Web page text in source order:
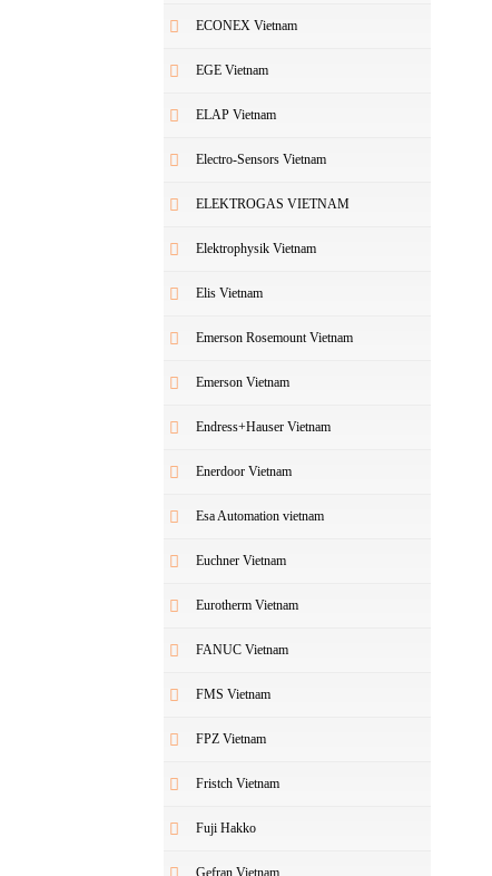
ECONEX Vietnam
EGE Vietnam
ELAP Vietnam
Electro-Sensors Vietnam
ELEKTROGAS VIETNAM
Elektrophysik Vietnam
Elis Vietnam
Emerson Rosemount Vietnam
Emerson Vietnam
Endress+Hauser Vietnam
Enerdoor Vietnam
Esa Automation vietnam
Euchner Vietnam
Eurotherm Vietnam
FANUC Vietnam
FMS Vietnam
FPZ Vietnam
Fristch Vietnam
Fuji Hakko